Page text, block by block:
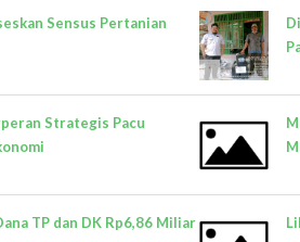
Sensus Pertanian
Strategis Pacu
TP dan DK Rp6,86 Miliar